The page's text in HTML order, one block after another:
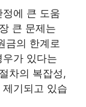
에 큰 도움
큰 문제는
금의 한계로
가 있다는
차의 복잡성,
기되고 있습